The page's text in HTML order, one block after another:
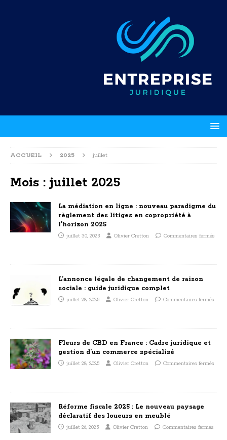
ACCUEIL 2025 juillet
Mois : juillet 2025
La médiation en ligne : nouveau paradigme du
règlement des litiges en copropriété à
l’horizon 2025
juillet 30, 2025 Olivier Cretton Commentaires fermés
L’annonce légale de changement de raison
sociale : guide juridique complet
juillet 28, 2025 Olivier Cretton Commentaires fermés
Fleurs de CBD en France : Cadre juridique et
gestion d’un commerce spécialisé
juillet 28, 2025 Olivier Cretton Commentaires fermés
Réforme fiscale 2025 : Le nouveau paysage
déclaratif des loueurs en meublé
juillet 26, 2025 Olivier Cretton Commentaires fermés